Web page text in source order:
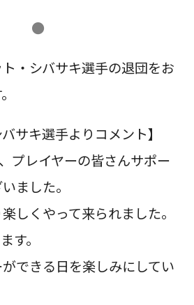
●
・シバサキ選手の退団をお
サキ選手よりコメント】
プレイヤーの皆さんサポー
ました。
しくやって来られました。
す。
できる日を楽しみにしてい